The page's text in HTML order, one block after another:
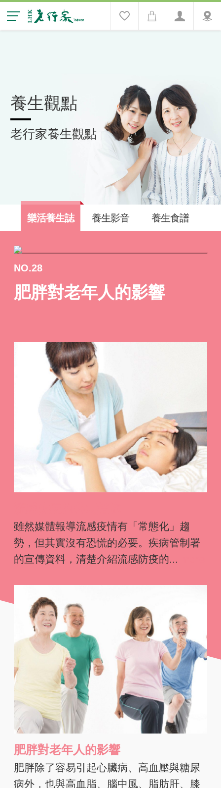
養生觀點
老行家養生觀點
樂活養生誌 養生影音 養生食譜
NO.28
肥胖對老年人的影響
雖然媒體報導流感疫情有「常態化」趨
勢，但其實沒有恐慌的必要。疾病管制署
的宣傳資料，清楚介紹流感防疫的...
肥胖對老年人的影響
肥胖除了容易引起心臟病、高血壓與糖尿
病外，也與高血脂、腦中風、脂肪肝、膝